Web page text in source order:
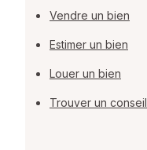
Vendre un bien
Estimer un bien
Louer un bien
Trouver un